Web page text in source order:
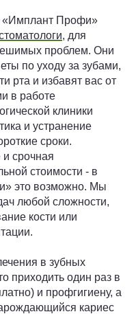
«Имплант Профи»
, для
проблем. Они
по уходу за зубами,
рта и избавят вас от
в работе
клиники
и устранение
сроки.
и срочная
стоимости - в
это возможно. Мы
любой сложности,
кости или
в зубных
приходить один раз в
и профгигиену, а
кариес